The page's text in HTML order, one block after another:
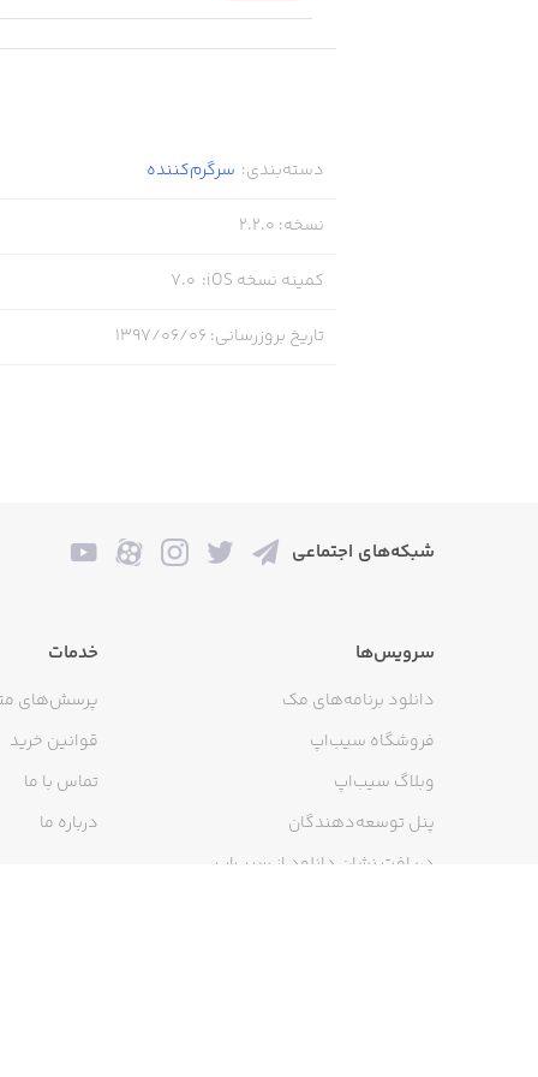
دسته‌بندی: سرگرم‌کننده
نسخه:
2.2.0
کمینه نسخه iOS :
7.0
تاریخ بروزرسانی: ۱۳۹۷/۰۶/۰۶
شبکه‌های اجتماعی
سرویس‌ها
دانلود برنامه‌های مک
فروشگاه سیب‌اپ
وبلاگ سیب‌اپ
پنل توسعه‌دهندگان
دریافت نشان دانلود از سیب‌اپ
خدمات
پرسش‌های
قوانین خرید
تماس با ما
درباره ما